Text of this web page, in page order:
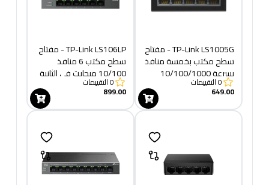
TP-Link LS1005G - مفتاح
سطح مكتب بخمسة منافذ
بسرعة 10/100/1000
ميجابت في الثانية
0التقييمات
649.00
TP-Link LS106LP - مفتاح
سطح مكتب 6 منافذ
10/100 ميجابت في الثانية
مع 4 منافذ PoE0التقييمات
899.00